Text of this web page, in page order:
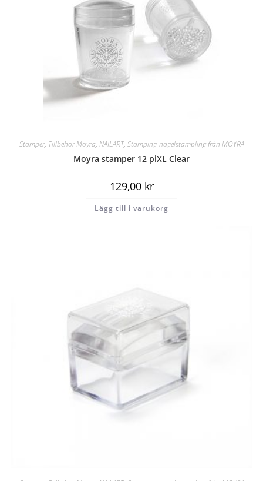
Stamper, Tillbehör Moyra, NAILART, Stamping-nagelstämpling från MOYRA
Moyra stamper 12 piXL Clear
129,00 kr
Lägg till i varukorg